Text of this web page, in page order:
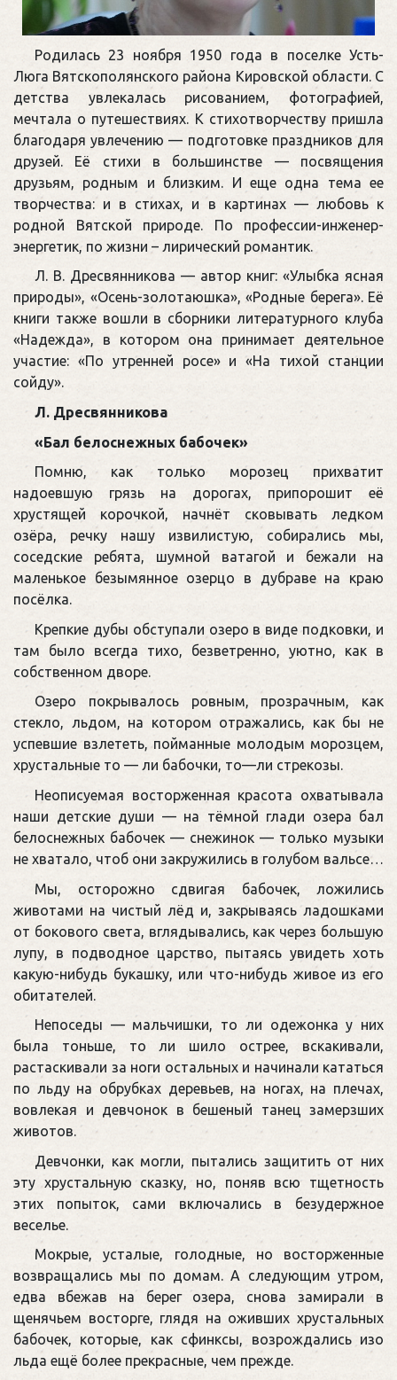
Родилась 23 ноября 1950 года в поселке Усть-
Люга Вятскополянского района Кировской области. С
детства увлекалась рисованием, фотографией,
мечтала о путешествиях. К стихотворчеству пришла
благодаря увлечению — подготовке праздников для
друзей. Её стихи в большинстве — посвящения
друзьям, родным и близким. И еще одна тема ее
творчества: и в стихах, и в картинах — любовь к
родной Вятской природе. По профессии-инженер-
энергетик, по жизни – лирический романтик.
Л. В. Дресвянникова — автор книг: «Улыбка ясная
природы», «Осень-золотаюшка», «Родные берега». Её
книги также вошли в сборники литературного клуба
«Надежда», в котором она принимает деятельное
участие: «По утренней росе» и «На тихой станции
сойду».
Л. Дресвянникова
«Бал белоснежных бабочек»
Помню, как только морозец прихватит
надоевшую грязь на дорогах, припорошит её
хрустящей корочкой, начнёт сковывать ледком
озёра, речку нашу извилистую, собирались мы,
соседские ребята, шумной ватагой и бежали на
маленькое безымянное озерцо в дубраве на краю
посёлка.
Крепкие дубы обступали озеро в виде подковки, и
там было всегда тихо, безветренно, уютно, как в
собственном дворе.
Озеро покрывалось ровным, прозрачным, как
стекло, льдом, на котором отражались, как бы не
успевшие взлететь, пойманные молодым морозцем,
хрустальные то — ли бабочки, то—ли стрекозы.
Неописуемая восторженная красота охватывала
наши детские души — на тёмной глади озера бал
белоснежных бабочек — снежинок — только музыки
не хватало, чтоб они закружились в голубом вальсе…
Мы, осторожно сдвигая бабочек, ложились
животами на чистый лёд и, закрываясь ладошками
от бокового света, вглядывались, как через большую
лупу, в подводное царство, пытаясь увидеть хоть
какую-нибудь букашку, или что-нибудь живое из его
обитателей.
Непоседы — мальчишки, то ли одежонка у них
была тоньше, то ли шило острее, вскакивали,
растаскивали за ноги остальных и начинали кататься
по льду на обрубках деревьев, на ногах, на плечах,
вовлекая и девчонок в бешеный танец замерзших
животов.
Девчонки, как могли, пытались защитить от них
эту хрустальную сказку, но, поняв всю тщетность
этих попыток, сами включались в безудержное
веселье.
Мокрые, усталые, голодные, но восторженные
возвращались мы по домам. А следующим утром,
едва вбежав на берег озера, снова замирали в
щенячьем восторге, глядя на оживших хрустальных
бабочек, которые, как сфинксы, возрождались изо
льда ещё более прекрасные, чем прежде.